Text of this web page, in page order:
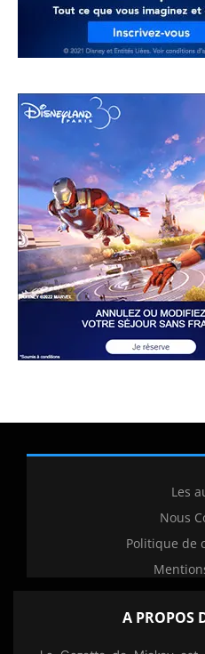
Les
Nous
Politique de
A PROPOS